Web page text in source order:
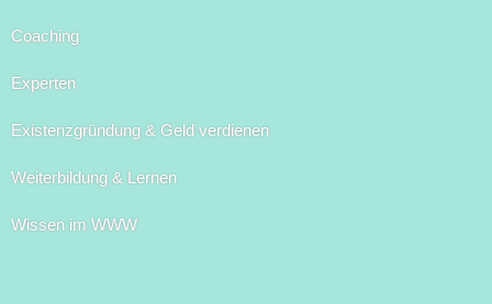
Coaching
Experten
Existenzgründung & Geld verdienen
Weiterbildung & Lernen
Wissen im WWW